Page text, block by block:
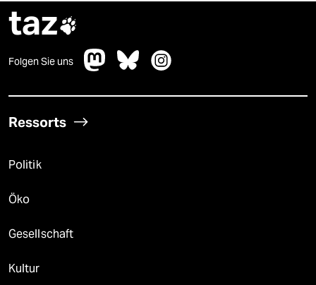
taz
Folgen Sie uns
Ressorts
Politik
Öko
Gesellschaft
Kultur